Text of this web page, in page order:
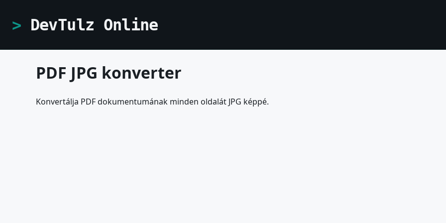
DevTulz Online
PDF JPG konverter
Konvertálja PDF dokumentumának minden oldalát JPG képpé.